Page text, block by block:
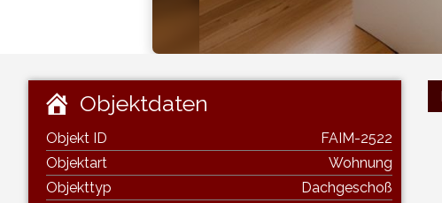
Objektdaten
Objekt ID
FAIM-2522
Objektart
Wohnung
Objekttyp
Dachgeschoß